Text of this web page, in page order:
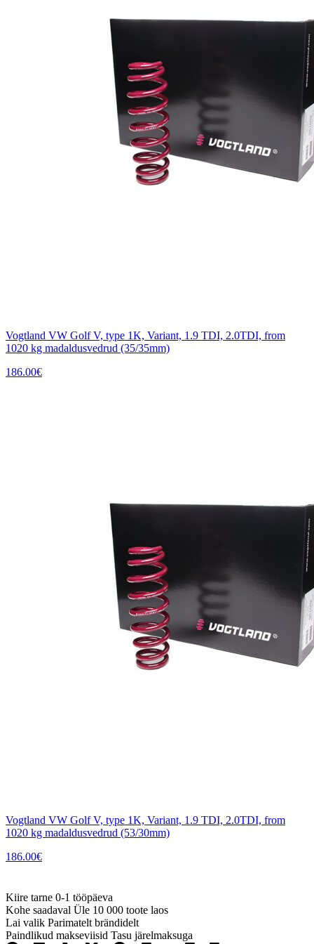
Vogtland VW Golf V, type 1K, Variant, 1.9 TDI, 2.0TDI, from
1020 kg madaldusvedrud (35/35mm)
186.00€
Vogtland VW Golf V, type 1K, Variant, 1.9 TDI, 2.0TDI, from
1020 kg madaldusvedrud (53/30mm)
186.00€
Kiire tarne 0-1 tööpäeva
Kohe saadaval Üle 10 000 toote laos
Lai valik Parimatelt brändidelt
Paindlikud makseviisid Tasu järelmaksuga